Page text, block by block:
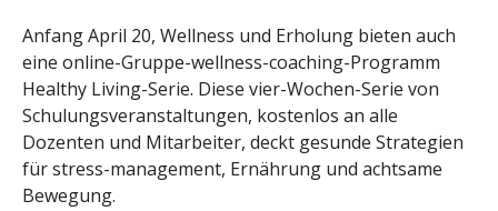
Anfang April 20, Wellness und Erholung bieten auch
eine online-Gruppe-wellness-coaching-Programm
Healthy Living-Serie. Diese vier-Wochen-Serie von
Schulungsveranstaltungen, kostenlos an alle
Dozenten und Mitarbeiter, deckt gesunde Strategien
für stress-management, Ernährung und achtsame
Bewegung.